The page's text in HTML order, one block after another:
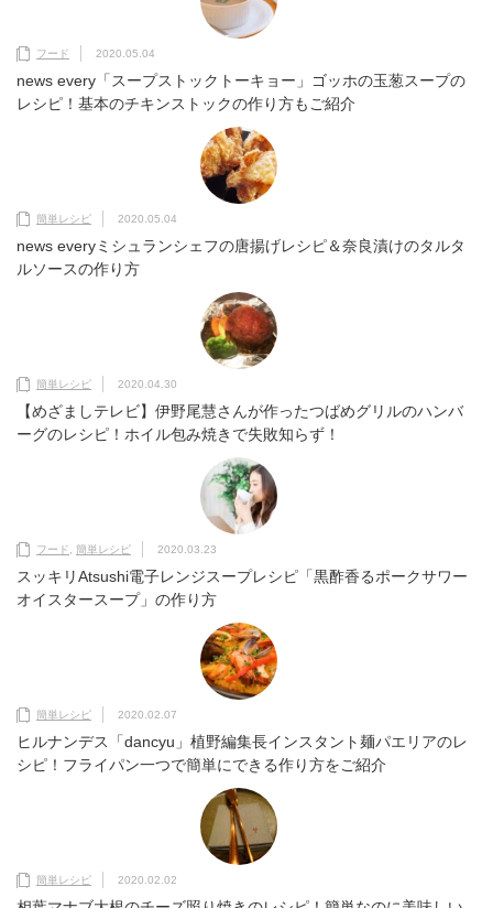
フード 2020.05.04
news every「スープストックトーキョー」ゴッホの玉葱スープの
レシピ！基本のチキンストックの作り方もご紹介
簡単レシピ 2020.05.04
news everyミシュランシェフの唐揚げレシピ＆奈良漬けのタルタ
ルソースの作り方
簡単レシピ 2020.04.30
【めざましテレビ】伊野尾慧さんが作ったつばめグリルのハンバ
ーグのレシピ！ホイル包み焼きで失敗知らず！
フード 簡単レシピ 2020.03.23
スッキリAtsushi電子レンジスープレシピ「黒酢香るポークサワー
オイスタースープ」の作り方
簡単レシピ 2020.02.07
ヒルナンデス「dancyu」植野編集長インスタント麺パエリアのレ
シピ！フライパン一つで簡単にできる作り方をご紹介
簡単レシピ 2020.02.02